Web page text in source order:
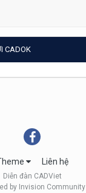
CADOK
Liên hệ
Diễn đàn CADViet
by Invision Community